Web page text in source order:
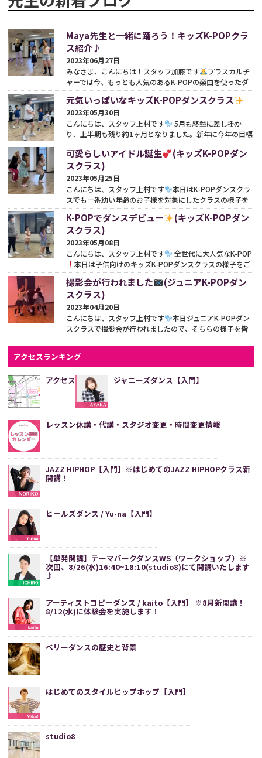
Maya先生と一緒に踊ろう！キッズK-POPクラ
ス紹介♪
2023年06月27日
みなさま、こんにちは！スタッフ加藤です
プラスカルチ
ャーでは今、もっとも人気のあるK-POPの楽曲を使ったダ
ンスを楽しめるクラスが多数開講されています
本日は...
続きをみる
元気いっぱいなキッズK-POPダンスクラス
2023年05月30日
こんにちは、スタッフ上村です
5月も終盤に差し掛か
り、上半期も残り約1ヶ月となりました。新年に今年の目標
を立てた方も多いかと思いますが、進捗はいかがです...続き
をみる
可愛らしいアイドル誕生
(キッズK-POPダン
スクラス)
2023年05月25日
こんにちは、スタッフ上村です
本日はK-POPダンスクラ
スでも一番幼い年齢のお子様を対象にしたクラスの様子を
ご紹介いたします。 【木曜日16:15-17:00 リトルK-PO...続
きをみる
K-POPでダンスデビュー
(キッズK-POPダン
スクラス)
2023年05月08日
こんにちは、スタッフ上村です
全世代に大人気なK-POP
本日は子供向けのキッズK-POPダンスクラスの様子をご
紹介いたします。 【月曜日17:15-18:15 キッズ...続きをみる
撮影会が行われました
(ジュニアK-POPダン
スクラス)
2023年04月20日
こんにちは、スタッフ上村です
本日ジュニアK-POPダン
スクラスで撮影会が行われましたので、そちらの様子を皆
様にお届いたします。 【木曜日17:15-18:15 ジュニア...続き
をみる
アクセスランキング
アクセス ジャニーズダンス【入門】
レッスン休講・代講・スタジオ変更・時間変更情報
JAZZ HIPHOP【入門】※はじめてのJAZZ HIPHOPクラス新
開講！
ヒールズダンス / Yu-na【入門】
【単発開講】テーマパークダンスWS（ワークショップ）※
次回、8/26(水)16:40~18:10(studio8)にて開講いたします
♪
アーティストコピーダンス / kaito【入門】 ※8月新開講！
8/12(水)に体験会を実施します！
ベリーダンスの歴史と背景
はじめてのスタイルヒップホップ【入門】
studio8